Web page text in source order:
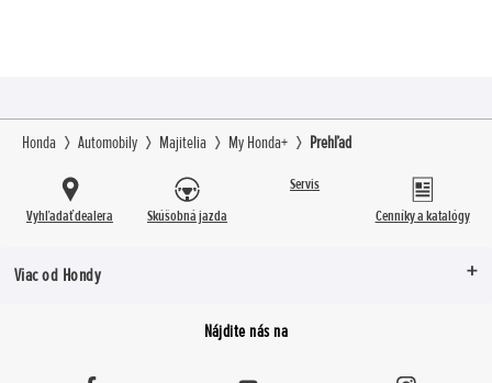
Honda Automobily Majitelia My Honda+ Prehľad
Vyhľadať dealera Skúšobná jazda
Servis
Cenníky a katalógy
Viac od Hondy
Nájdite nás na